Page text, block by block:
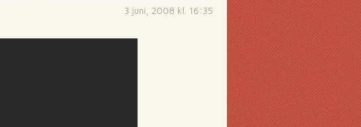
3 juni, 2008 kl. 16:35